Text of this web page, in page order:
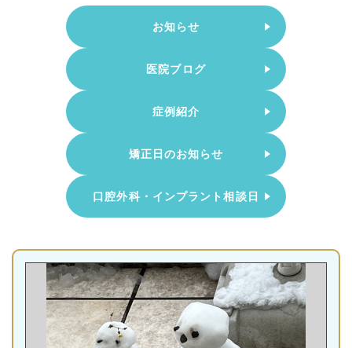
お知らせ
医院ブログ
症例紹介
矯正日のお知らせ
口腔外科・インプラント相談日